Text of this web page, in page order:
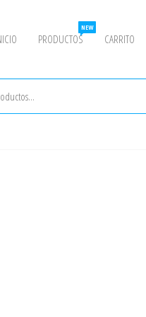
PRODUCTOS
NEW
CARRITO